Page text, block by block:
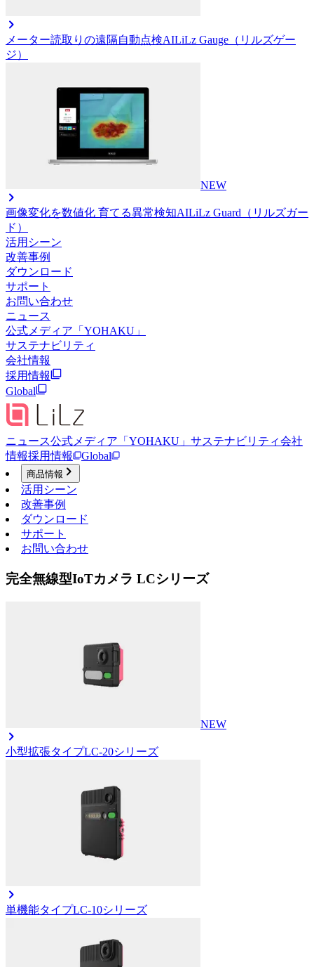
メーター読取りの遠隔自動点検AILiLz Gauge（リルズゲー
ジ）
NEW
画像変化を数値化 育てる異常検知AILiLz Guard（リルズガー
ド）
活用シーン
改善事例
ダウンロード
サポート
お問い合わせ
ニュース
公式メディア「YOHAKU」
サステナビリティ
会社情報
採用情報
Global
ニュース公式メディア「YOHAKU」 サステナビリティ会社
情報採用情報 Global
商品情報
活用シーン
改善事例
ダウンロード
サポート
お問い合わせ
完全無線型IoTカメラ LCシリーズ
NEW
小型拡張タイプLC-20シリーズ
単機能タイプLC-10シリーズ